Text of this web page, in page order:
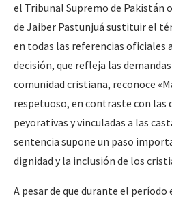
el Tribunal Supremo de Pakistán
de Jaiber Pastunjuá sustituir el
en todas las referencias oficiales
decisión, que refleja las
comunidad cristiana, reconoce
respetuoso, en contraste con las
peyorativas y vinculadas a las
sentencia supone un paso
dignidad y la inclusión de los
A pesar de que durante el